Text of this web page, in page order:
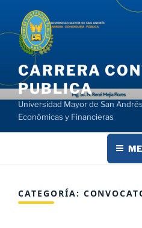
contenido
CARRERA
PUBLICA
Universidad Mayor de San
Económicas y Financieras
CATEGORÍA: